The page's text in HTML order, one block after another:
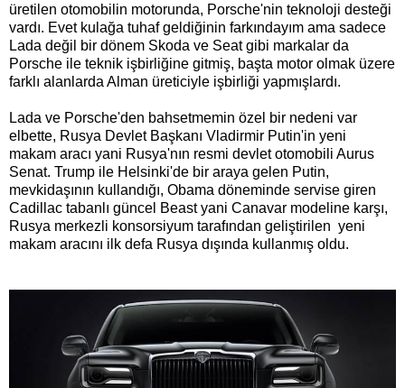
üretilen otomobilin motorunda, Porsche'nin teknoloji desteği
vardı. Evet kulağa tuhaf geldiğinin farkındayım ama sadece
Lada değil bir dönem Skoda ve Seat gibi markalar da
Porsche ile teknik işbirliğine gitmiş, başta motor olmak üzere
farklı alanlarda Alman üreticiyle işbirliği yapmışlardı.
Lada ve Porsche'den bahsetmemin özel bir nedeni var
elbette, Rusya Devlet Başkanı Vladirmir Putin'in yeni
makam aracı yani Rusya'nın resmi devlet otomobili Aurus
Senat. Trump ile Helsinki'de bir araya gelen Putin,
mevkidaşının kullandığı, Obama döneminde servise giren
Cadillac tabanlı güncel Beast yani Canavar modeline karşı,
Rusya merkezli konsorsiyum tarafından geliştirilen yeni
makam aracını ilk defa Rusya dışında kullanmış oldu.